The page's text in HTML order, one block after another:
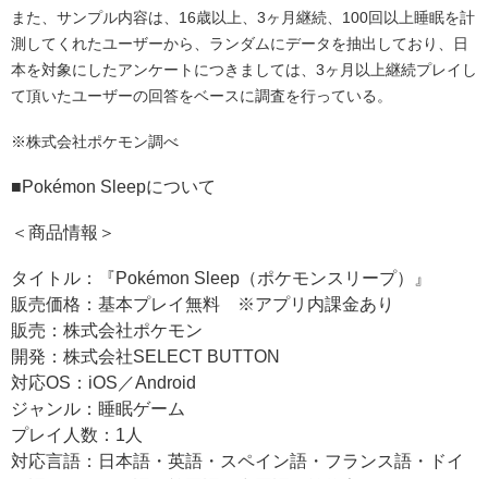
また、サンプル内容は、16歳以上、3ヶ月継続、100回以上睡眠を計
測してくれたユーザーから、ランダムにデータを抽出しており、日
本を対象にしたアンケートにつきましては、3ヶ月以上継続プレイし
て頂いたユーザーの回答をベースに調査を行っている。
※株式会社ポケモン調べ
■Pokémon Sleepについて
＜商品情報＞
タイトル：『Pokémon Sleep（ポケモンスリープ）』
販売価格：基本プレイ無料 ※アプリ内課金あり
販売：株式会社ポケモン
開発：株式会社SELECT BUTTON
対応OS：iOS／Android
ジャンル：睡眠ゲーム
プレイ人数：1人
対応言語：日本語・英語・スペイン語・フランス語・ドイ